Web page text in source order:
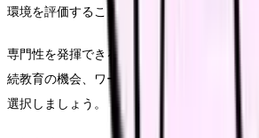
環境を評価することが大切です。
専門性を発揮できる環境、最新の医療機器
続教育の機会、ワークライフバランスなど
選択しましょう。